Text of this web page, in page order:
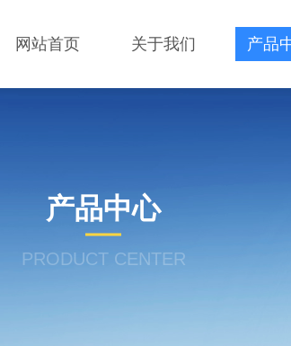
网站首页 关于我们 产品
产品中心
PRODUCT CENTER